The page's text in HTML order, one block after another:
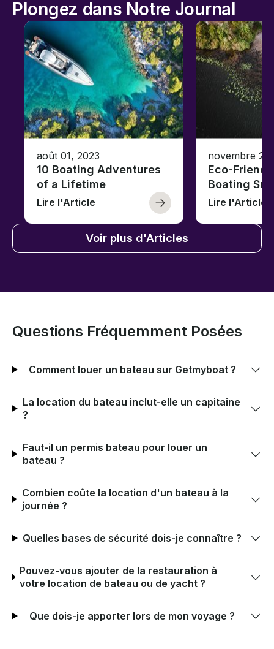
Plongez dans Notre Journal
août 01, 2023
10 Boating Adventures
of a Lifetime
Lire l'Article
novembre
Eco-
Boating
Lire l'Article
Voir plus d'Articles
Questions Fréquemment Posées
Comment louer un bateau sur Getmyboat ?
La location du bateau inclut-elle un capitaine
?
Faut-il un permis bateau pour louer un
bateau ?
Combien coûte la location d'un bateau à la
journée ?
Quelles bases de sécurité dois-je connaître ?
Pouvez-vous ajouter de la restauration à
votre location de bateau ou de yacht ?
Que dois-je apporter lors de mon voyage ?